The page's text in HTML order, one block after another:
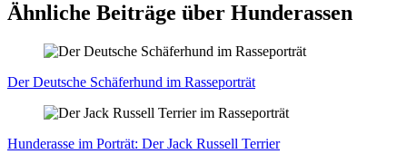
Ähnliche Beiträge über Hunderassen
Der Deut­sche Schä­fer­hund im Ras­se­por­trät
Hun­de­ras­se im Por­trät: Der Jack Rus­sell Ter­ri­er